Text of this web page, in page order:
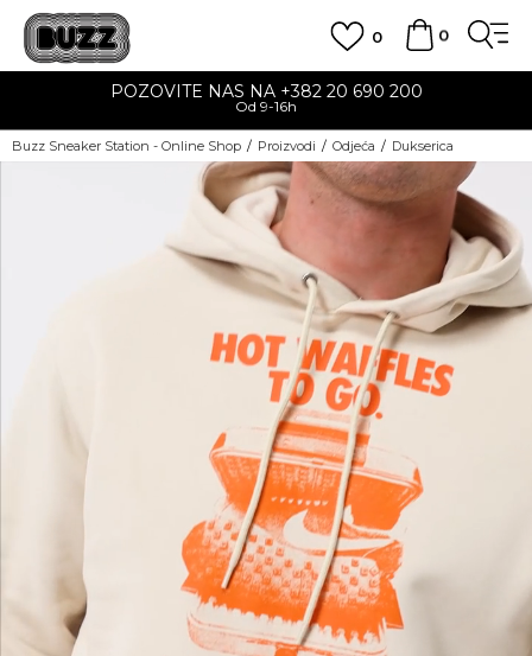
0
0
POZOVITE NAS NA +382 20 690 200
Od 9-16h
Buzz Sneaker Station - Online Shop Proizvodi Odjeća Dukserica